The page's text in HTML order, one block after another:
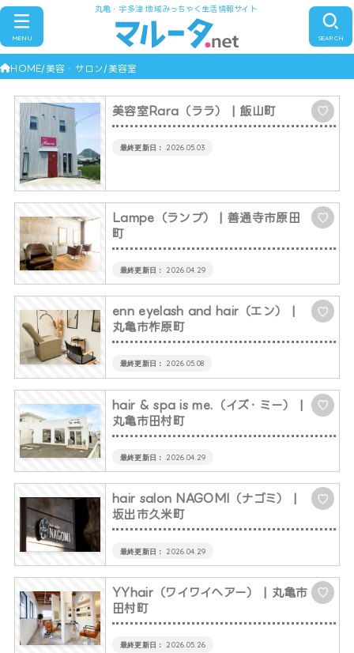
丸亀・宇多津 地域みっちゃく生活情報サイト
SEARCH
MENU
HOME 美容・サロン 美容室
美容室Rara（ララ） ♡
| 飯山町
2026.05.03
Lampe（ランプ） ♡
| 善通寺市原田
町
2026.04.29
enn eyelash and hair（エン） ♡
丸亀市柞原町
2026.05.08
hair & spa is me.（イズ・ミー） ♡
丸亀市田村町
2026.04.29
hair salon NAGOMI（ナゴミ） ♡
坂出市久米町
2026.04.29
YYhair（ワイワイヘアー） ♡
| 丸亀市
田村町
2026.05.26